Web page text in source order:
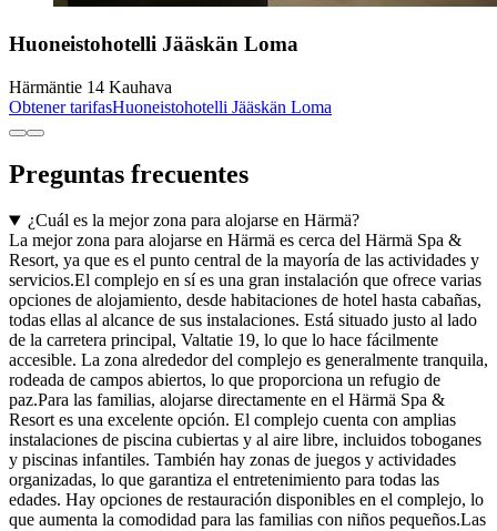
Huoneistohotelli Jääskän Loma
Härmäntie 14 Kauhava
Obtener tarifasHuoneistohotelli Jääskän Loma
Preguntas frecuentes
¿Cuál es la mejor zona para alojarse en Härmä?
La mejor zona para alojarse en Härmä es cerca del Härmä Spa &
Resort, ya que es el punto central de la mayoría de las actividades y
servicios.El complejo en sí es una gran instalación que ofrece varias
opciones de alojamiento, desde habitaciones de hotel hasta cabañas,
todas ellas al alcance de sus instalaciones. Está situado justo al lado
de la carretera principal, Valtatie 19, lo que lo hace fácilmente
accesible. La zona alrededor del complejo es generalmente tranquila,
rodeada de campos abiertos, lo que proporciona un refugio de
paz.Para las familias, alojarse directamente en el Härmä Spa &
Resort es una excelente opción. El complejo cuenta con amplias
instalaciones de piscina cubiertas y al aire libre, incluidos toboganes
y piscinas infantiles. También hay zonas de juegos y actividades
organizadas, lo que garantiza el entretenimiento para todas las
edades. Hay opciones de restauración disponibles en el complejo, lo
que aumenta la comodidad para las familias con niños pequeños.Las